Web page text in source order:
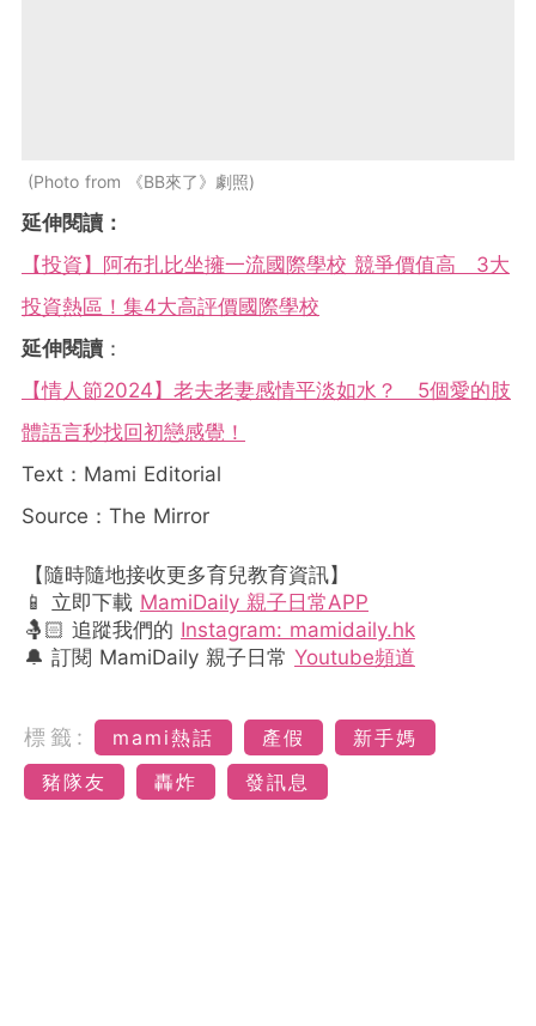
Photo from 《BB來了》劇照
延伸閱讀：
【投資】阿布扎比坐擁一流國際學校 競爭價值高 3大
投資熱區！集4大高評價國際學校
延伸閱讀 ：
【情人節2024】老夫老妻感情平淡如水？ 5個愛的肢
體語言秒找回初戀感覺！
Text：Mami Editorial
Source：The Mirror
【隨時隨地接收更多育兒教育資訊】
📱 立即下載 MamiDaily 親子日常APP
🤱🏻 追蹤我們的 Instagram: mamidaily.hk
🔔 訂閱 MamiDaily 親子日常 Youtube頻道
標籤: mami熱話 產假
新手媽
豬隊友
轟炸 發訊息